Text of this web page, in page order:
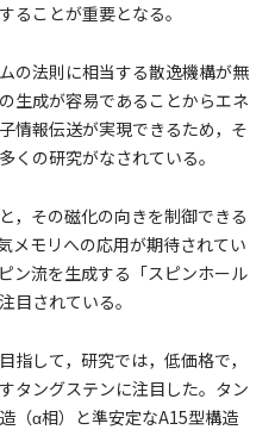
ることが重要となる。
の法則に相当する散逸機構が無
生成が容易であることからエネ
情報伝送が実現できるため，そ
くの研究がなされている。
，その磁化の向きを制御できる
メモリへの応用が期待されてい
ン流を生成する「スピンホール
目されている。
して，研究では，低価格で，
タングステンに注目した。タン
（α相）と準安定なA15型構造